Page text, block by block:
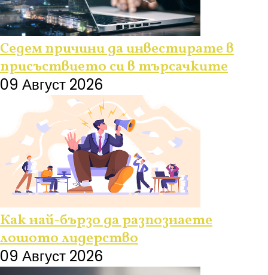
Седем причини да инвестирате в
присъствието си в търсачките
09 Август 2026
Как най-бързо да разпознаете
лошото лидерство
09 Август 2026